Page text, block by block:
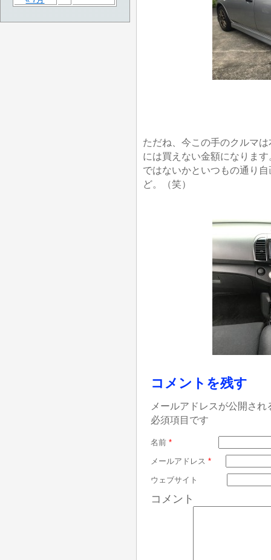
ただね、今この手のクルマ
には買えない金額になりま
ではないかといつもの通り
ど。（笑）
コメントを残す
メールアドレスが公開さ
必須項目です
名前 *
メールアドレス *
ウェブサイト
コメント